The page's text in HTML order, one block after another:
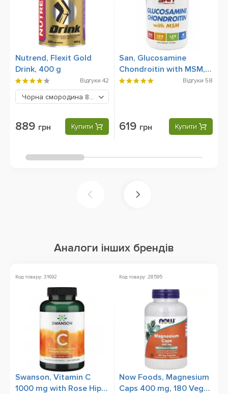
Nutrend, Flexit Gold
Drink, 400 g
Відгуки 42
Чорна смородина 889 грн
889 грн Купити
San, Glucosamine
Chondroitin with MSM,
90 Tablets
Відгуки 58
619 грн Купити
Аналоги інших брендів
Код товару: 31692
Swanson, Vitamin C
1000 mg with Rose Hips
Код товару: 28595
Now Foods, Magnesium
Caps 400 mg, 180 Veg